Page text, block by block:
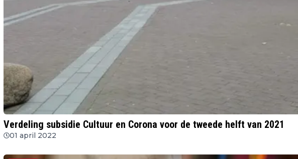
Verdeling subsidie Cultuur en Corona voor de tweede helft van 2021
01 april 2022